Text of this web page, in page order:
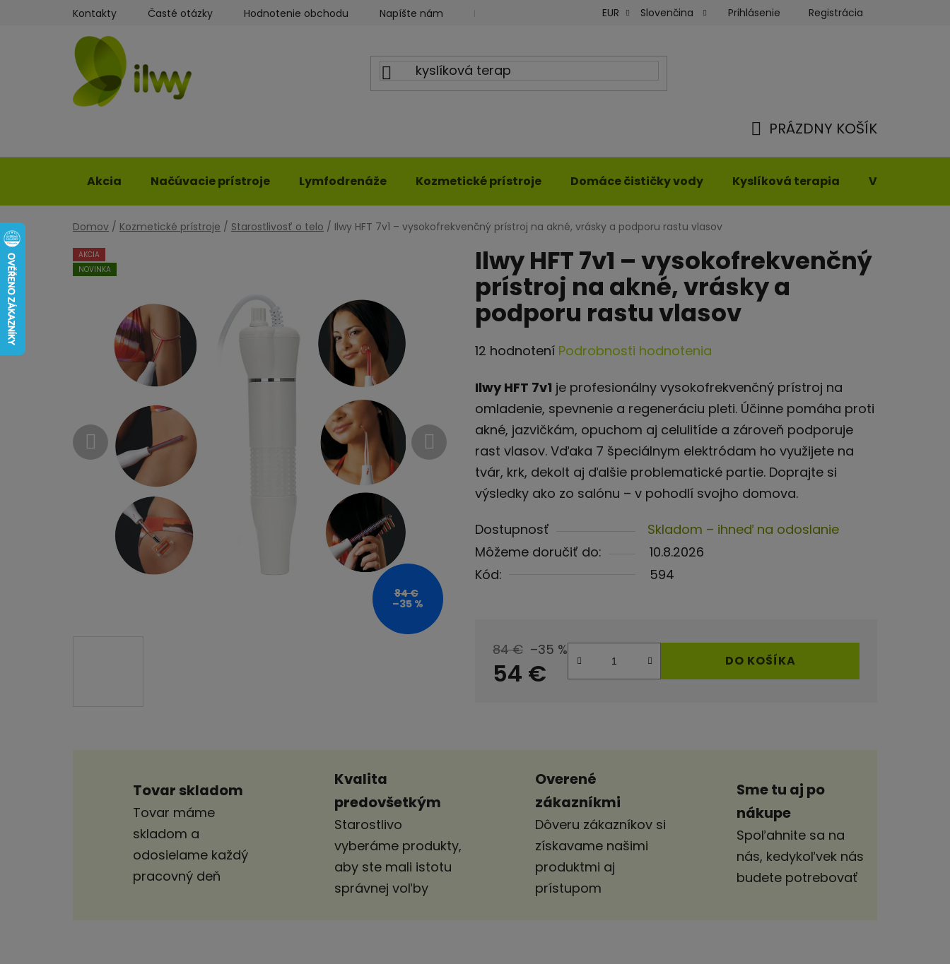
Kontakty Časté otázky Hodnotenie obchodu Napíšte nám Blog ILWY Obchodné podmienky Moja objednávka
EUR Slovenčina Prihlásenie Registrácia
KOŠÍK
PRÁZDNY KOŠÍK
Akcia Načúvacie prístroje Lymfodrenáže Kozmetické prístroje Domáce čističky vody Kyslíková terapia Vyhrievané
Domov / Kozmetické prístroje / Starostlivosť o telo / Ilwy HFT 7v1 – vysokofrekvenčný prístroj na akné, vrásky a podporu rastu vlasov
Ilwy HFT 7v1 – vysokofrekvenčný
prístroj na akné, vrásky a
podporu rastu vlasov
Priemerné
produktu
je
4,3
z
5
hviezdičiek.
12 hodnotení Podrobnosti hodnotenia
Ilwy HFT 7v1 je profesionálny vysokofrekvenčný prístroj na
omladenie, spevnenie a regeneráciu pleti. Účinne pomáha proti
akné, jazvičkám, opuchom aj celulitíde a zároveň podporuje
rast vlasov. Vďaka 7 špeciálnym elektródam ho využijete na
tvár, krk, dekolt aj ďalšie problematické partie. Doprajte si
výsledky ako zo salónu – v pohodlí svojho domova.
Dostupnosť
Skladom – ihneď na odoslanie
Môžeme doručiť do:
10.8.2026
Kód:
594
84 € –35 %
54 € DO KOŠÍKA
AKCIA
NOVINKA
84 €
–35 %
Tovar skladom
Tovar máme
skladom a
odosielame každý
pracovný deň
Kvalita
predovšetkým
Starostlivo
vyberáme produkty,
aby ste mali istotu
správnej voľby
Overené
zákazníkmi
Dôveru zákazníkov si
získavame našimi
produktmi aj
prístupom
Sme tu aj po
nákupe
Spoľahnite sa na
nás, kedykoľvek nás
budete potrebovať